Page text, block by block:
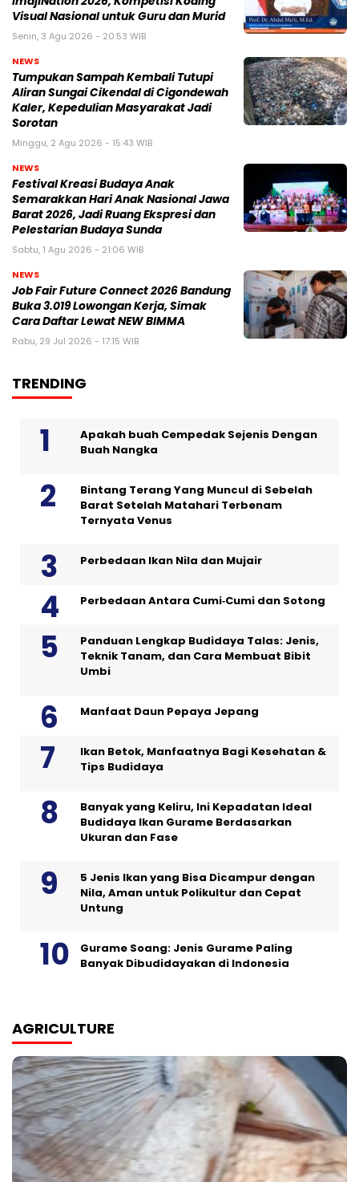
Visual Nasional untuk Guru dan Murid
Senin, 3 Agu 2026 - 20:53 WIB
NEWS
Tumpukan Sampah Kembali Tutupi
Aliran Sungai Cikendal di Cigondewah
Kaler, Kepedulian Masyarakat Jadi
Sorotan
Minggu, 2 Agu 2026 - 15:43 WIB
NEWS
Festival Kreasi Budaya Anak
Semarakkan Hari Anak Nasional Jawa
Barat 2026, Jadi Ruang Ekspresi dan
Pelestarian Budaya Sunda
Sabtu, 1 Agu 2026 - 21:06 WIB
NEWS
Job Fair Future Connect 2026 Bandung
Buka 3.019 Lowongan Kerja, Simak
Cara Daftar Lewat NEW BIMMA
Rabu, 29 Jul 2026 - 17:15 WIB
TRENDING
Apakah buah Cempedak Sejenis Dengan
Buah Nangka
Bintang Terang Yang Muncul di Sebelah
Barat Setelah Matahari Terbenam
Ternyata Venus
Perbedaan Ikan Nila dan Mujair
Perbedaan Antara Cumi‑Cumi dan Sotong
Panduan Lengkap Budidaya Talas: Jenis,
Teknik Tanam, dan Cara Membuat Bibit
Umbi
Manfaat Daun Pepaya Jepang
Ikan Betok, Manfaatnya Bagi Kesehatan &
Tips Budidaya
Banyak yang Keliru, Ini Kepadatan Ideal
Budidaya Ikan Gurame Berdasarkan
Ukuran dan Fase
5 Jenis Ikan yang Bisa Dicampur dengan
Nila, Aman untuk Polikultur dan Cepat
Untung
Gurame Soang: Jenis Gurame Paling
Banyak Dibudidayakan di Indonesia
AGRICULTURE